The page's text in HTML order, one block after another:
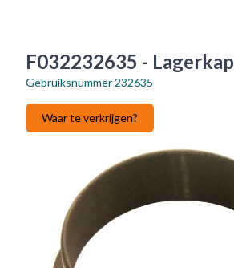
F032232635 - Lagerkap
Gebruiksnummer 232635
Waar te verkrijgen?